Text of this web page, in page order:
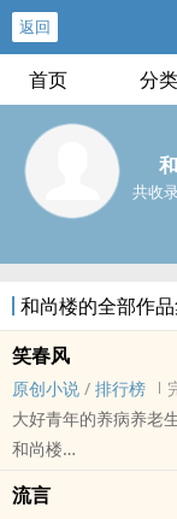
返回
首页 分类
共收
和尚楼的全部作
笑春风
原创小说 / 排行榜
大好青年的养病养老
和尚楼
原创小说 - BL - 短篇 -
古代 - 轻松 - 第一人称
流言